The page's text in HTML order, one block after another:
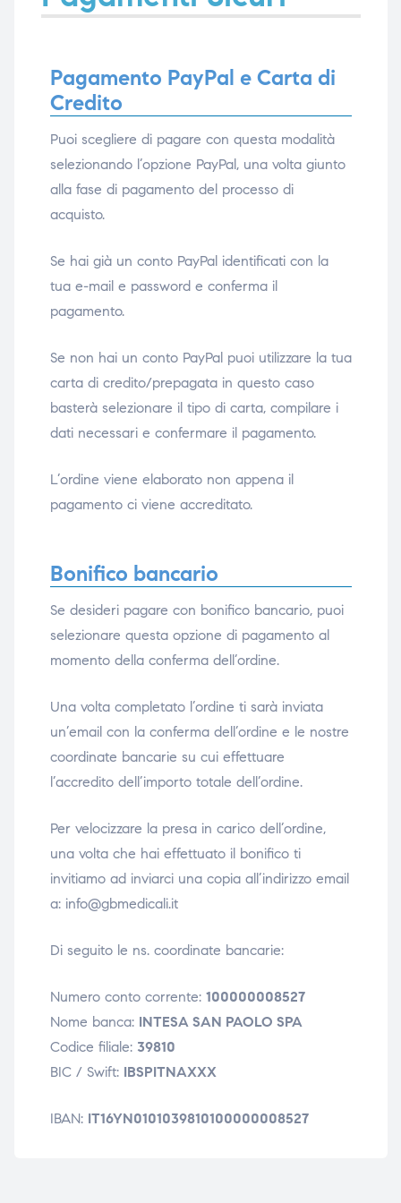
Pagamento PayPal e Carta di
Credito
Puoi scegliere di pagare con questa modalità
selezionando l’opzione PayPal, una volta giunto
alla fase di pagamento del processo di
acquisto.
Se hai già un conto PayPal identificati con la
tua e-mail e password e conferma il
pagamento.
Se non hai un conto PayPal puoi utilizzare la tua
carta di credito/prepagata in questo caso
basterà selezionare il tipo di carta, compilare i
dati necessari e confermare il pagamento.
L’ordine viene elaborato non appena il
pagamento ci viene accreditato.
Bonifico bancario
Se desideri pagare con bonifico bancario, puoi
selezionare questa opzione di pagamento al
momento della conferma dell’ordine.
Una volta completato l’ordine ti sarà inviata
un’email con la conferma dell’ordine e le nostre
coordinate bancarie su cui effettuare
l’accredito dell’importo totale dell’ordine.
Per velocizzare la presa in carico dell’ordine,
una volta che hai effettuato il bonifico ti
invitiamo ad inviarci una copia all’indirizzo email
a: info@gbmedicali.it
Di seguito le ns. coordinate bancarie:
Numero conto corrente: 100000008527
Nome banca: INTESA SAN PAOLO SPA
Codice filiale: 39810
BIC / Swift: IBSPITNAXXX
IBAN: IT16YN0101039810100000008527